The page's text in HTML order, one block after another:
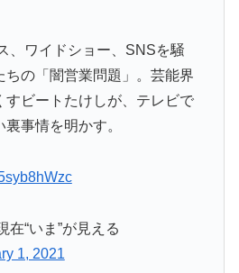
、ワイドショー、SNSを騒
ちの「闇営業問題」。芸能界
すビートたけしが、テレビで
事情を明かす。
“いま”が見える
1, 2021